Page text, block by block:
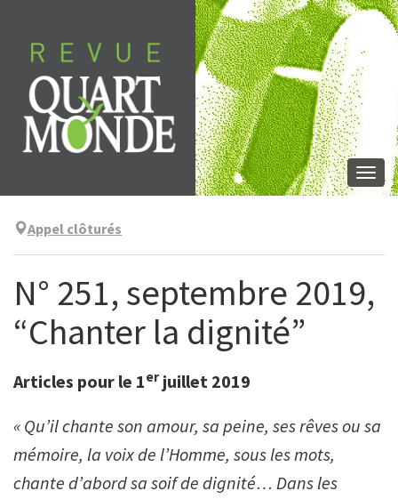
contenu
Appel clôturés
N° 251, septembre 2019,
“Chanter la dignité”
Articles pour le 1er juillet 2019
« Qu’il chante son amour, sa peine, ses rêves ou sa
mémoire, la voix de l’Homme, sous les mots,
chante d’abord sa soif de dignité… Dans les